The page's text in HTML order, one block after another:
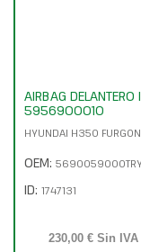
AIRBAG
5956900010
HYUNDAI H350
OEM:
ID: 1747131
230,00 € Sin IVA